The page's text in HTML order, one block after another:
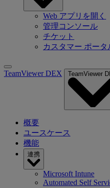
Web アプリを開く
管理コンソール
チケット
カスタマー ポータ
TeamViewer DEX TeamViewer
概要
ユースケース
機能
連携
Microsoft Intune
Automated Self